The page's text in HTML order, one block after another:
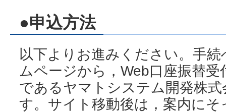
●申込方法
以下よりお進みください。手
ムページから，Web口座振替
であるヤマトシステム開発株
す。サイト移動後は，案内に